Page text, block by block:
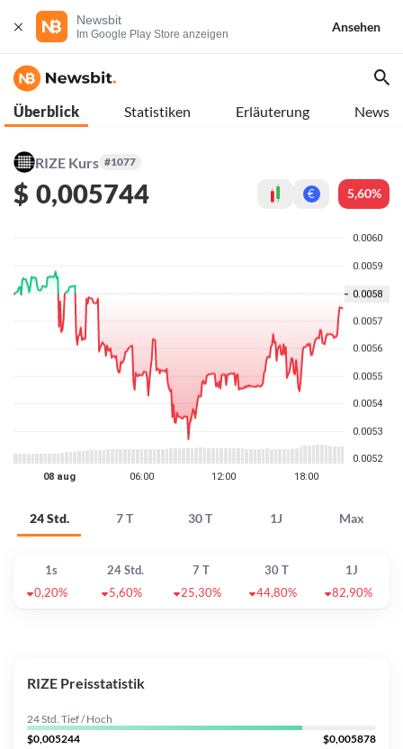
Newsbit
Im Google Play Store anzeigen
Ansehen
Überblick Statistiken Erläuterung News
RIZE Kurs #1077
$ 0,005744 € 5,60%
24 Std. 7 T 30 T 1J Max
1s 24 Std. 7 T 30 T
1J
0,20%
5,60% 25,30% 44,80% 82,90%
RIZE Preisstatistik
24 Std. Tief / Hoch
$0,005244
$0,005878